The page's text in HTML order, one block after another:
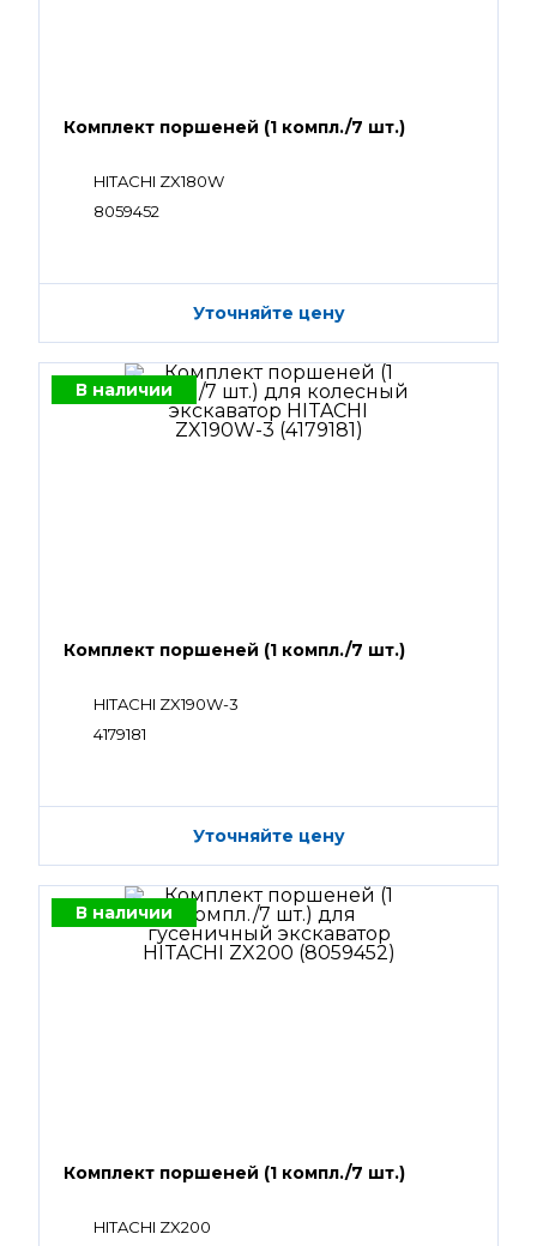
Комплект поршеней (1 компл./7 шт.)
HITACHI ZX180W
8059452
Уточняйте цену
В наличии
Комплект поршеней (1 компл./7 шт.)
HITACHI ZX190W-3
4179181
Уточняйте цену
В наличии
Комплект поршеней (1 компл./7 шт.)
HITACHI ZX200